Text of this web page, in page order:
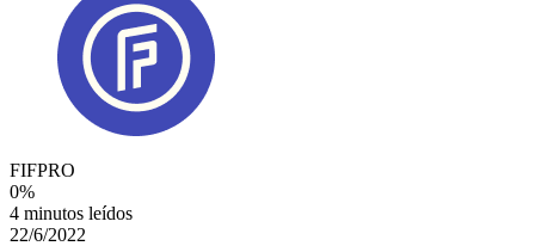
FIFPRO
0%
4 minutos leídos
22/6/2022